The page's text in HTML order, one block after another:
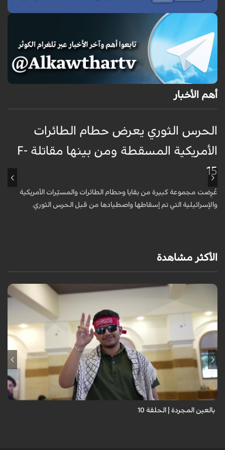
أهم الأخبار
الحرس الثوري يعرض حطام الطائرات
الأمريكية المسقطة ومن بينها مقاتلة F-
15
عُرِضت مجموعة كبيرة من بقايا وحطام الطائرات والمسيّرات الأمريكية
والإسرائيلية التي تم إسقاطها واصطيادها من قبل الحرس الثوري.
الأكثر مشاهدة
برنامج "بالعين المجردة" هو توثيق إنسانيٌّ شجاعٌ للحياة تحت وطأة الحرب،
حيث نستمع فيه إلى شهاداتٍ حيّةٍ لأشخاص عايشوا التفجيرات والدمار، فنرى
بعيونهم ت...
بالعين المجردة | الحلقة 10